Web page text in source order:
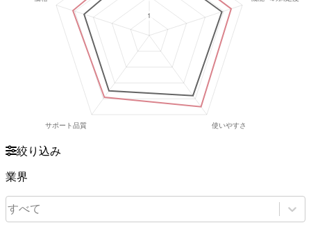
絞り込み
業界
すべて